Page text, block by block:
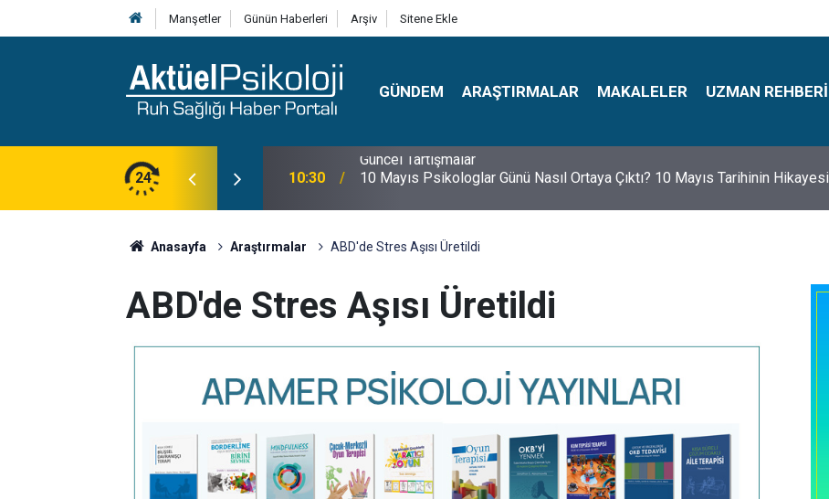
Manşetler Günün Haberleri Arşiv Sitene Ekle
GÜNDEM ARAŞTIRMALAR MAKALELER UZMAN REHBERI
24
Klinik Özellikleri, Tanı Kriterleri ve
10:30 10 Mayıs Psikologlar Günü Nasıl Ortaya Çıktı? 10 Mayıs Tarihinin Hikayesi
Anasayfa Araştırmalar ABD'de Stres Aşısı Üretildi
ABD'de Stres Aşısı Üretildi